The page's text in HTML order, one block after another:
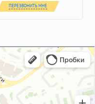
ПЕРЕЗВОНИТЬ МНЕ